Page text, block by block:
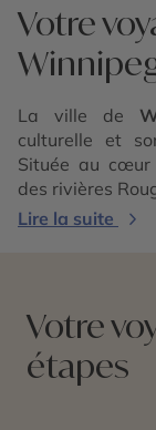
Votre
La ville de
culturelle et
Située au cœur
des rivières
authentique,
Voyager à
historique et
de rencontre
Lire la suite
Votre
étapes